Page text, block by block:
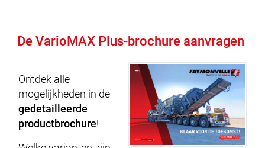
De VarioMAX Plus-brochure aanvragen
Ontdek alle
mogelijkheden in de
gedetailleerde
productbrochure!